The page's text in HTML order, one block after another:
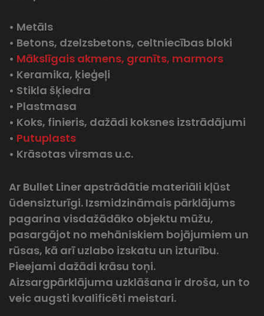
• Metāls
• Betons, dzelzsbetons, celtniecības bloki
• Mākslīgais akmens, granīts, marmors
• Keramika, ķieģeļi
• Stikla šķiedra
• Plastmasa
• Koks, finieris, dažādi koksnes izstrādājumi
• Putuplasts
• Krāsotas virsmas u.c.
Ar Bullet Liner apstrādātie materiāli kļūst
ūdensizturīgi. Izsmidzināmais pārklājums
pagarina visdažādāko objektu mūžu,
pasargājot no mehāniskiem bojājumiem un
rūsas, kā arī uzlabo izskatu un izturību.
Pieejami dažādi krāsu toņi.
Aizsargpārklājuma uzklāšana ir droša, un to
veic augsti kvalificēti meistari.